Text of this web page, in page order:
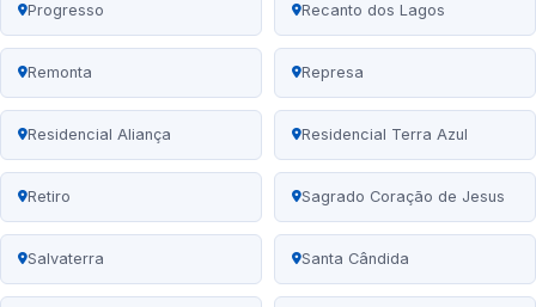
Progresso Recanto dos Lagos
Remonta Represa
Residencial Aliança Residencial Terra Azul
Retiro Sagrado Coração de Jesus
Salvaterra Santa Cândida